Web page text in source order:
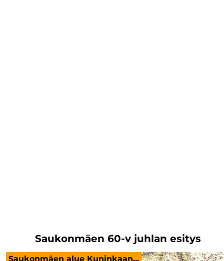
Saukonmäen 60-v juhlan esitys
Saukonmäen alue Kuninkaan...